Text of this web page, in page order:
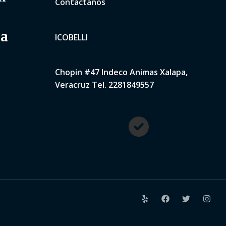
ICOBELLI
Chopin #47 Indeco Animas Xalapa,
Veracruz Tel. 2281849557